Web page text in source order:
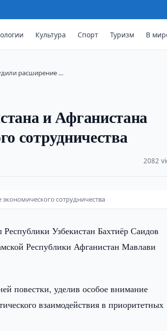
Культура Спорт Туризм В
расширение …
и Афганистана
сотрудничества
2082
сотрудничества
Узбекистан Бахтиёр Саидов
Республики Афганистан Мавлави
повестки, уделив особое внимание
взаимодействия в приоритетных